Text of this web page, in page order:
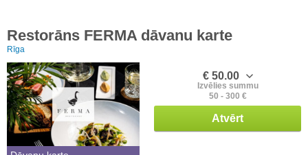
Restorāns FERMA dāvanu karte
Rīga
€ 50.00
Izvēlies summu
50 - 300 €
Atvērt